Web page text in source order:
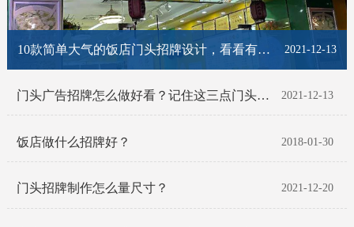
2021-12-13
10款简单大气的饭店门头招牌设计，看看有你喜欢的那一款吗？
2021-12-13
门头广告招牌怎么做好看？记住这三点门头招牌脱颖而出！
2018-01-30
饭店做什么招牌好？
2021-12-20
门头招牌制作怎么量尺寸？